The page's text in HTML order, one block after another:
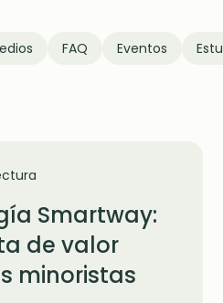
FAQ Eventos
Smartway:
de valor
minoristas